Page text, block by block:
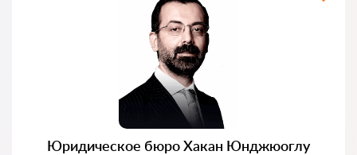
Юридическое бюро Хакан Юнджюоглу